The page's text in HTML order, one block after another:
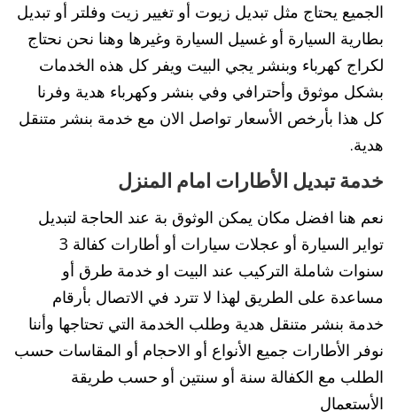
الجميع يحتاج مثل تبديل زيوت أو تغيير زيت وفلتر أو تبديل
بطارية السيارة أو غسيل السيارة وغيرها وهنا نحن نحتاج
لكراج كهرباء وبنشر يجي البيت ويفر كل هذه الخدمات
بشكل موثوق وأحترافي وفي بنشر وكهرباء هدية وفرنا
كل هذا بأرخص الأسعار تواصل الان مع خدمة بنشر متنقل
هدية.
خدمة تبديل الأطارات امام المنزل
نعم هنا افضل مكان يمكن الوثوق بة عند الحاجة لتبديل
تواير السيارة أو عجلات سيارات أو أطارات كفالة 3
سنوات شاملة التركيب عند البيت او خدمة طرق أو
مساعدة على الطريق لهذا لا تترد في الاتصال بأرقام
خدمة بنشر متنقل هدية وطلب الخدمة التي تحتاجها وأننا
نوفر الأطارات جميع الأنواع أو الاحجام أو المقاسات حسب
الطلب مع الكفالة سنة أو سنتين أو حسب طريقة
الأستعمال